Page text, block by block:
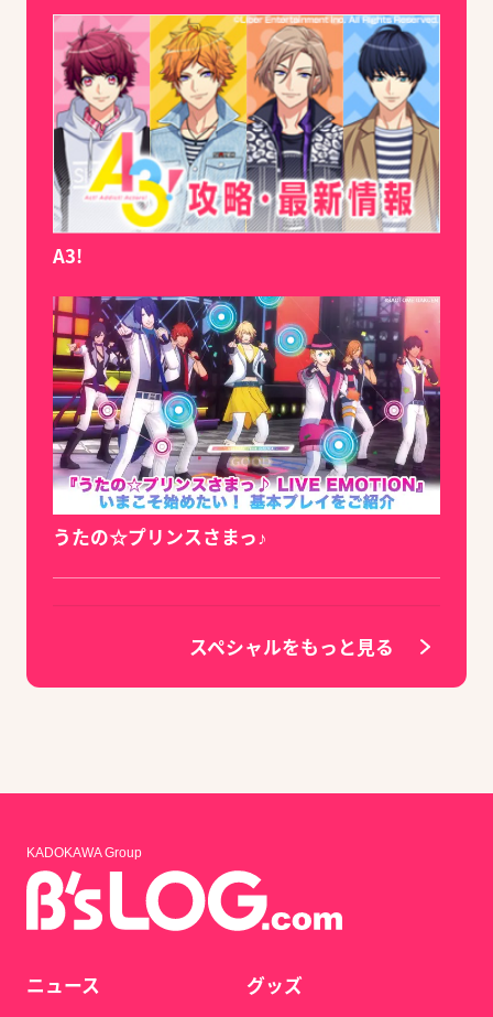
A3!
うたの☆プリンスさまっ♪
スペシャルをもっと見る
KADOKAWA Group
ニュース
グッズ